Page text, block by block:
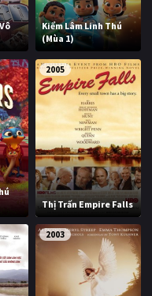
Kiểm Lâm Linh Thú
(Mùa 1)
2005
Thị Trấn Empire Falls
2003